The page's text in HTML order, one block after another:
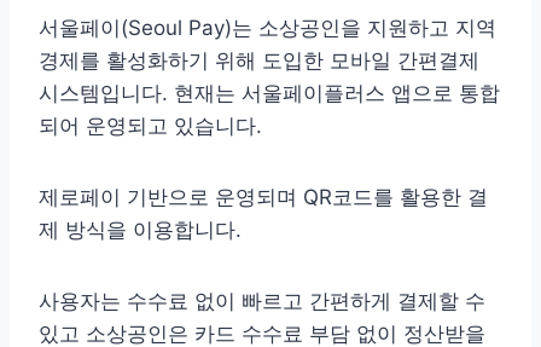
서울페이(Seoul Pay)는 소상공인을 지원하고 지역
경제를 활성화하기 위해 도입한 모바일 간편결제
시스템입니다. 현재는 서울페이플러스 앱으로 통합
되어 운영되고 있습니다.
제로페이 기반으로 운영되며 QR코드를 활용한 결
제 방식을 이용합니다.
사용자는 수수료 없이 빠르고 간편하게 결제할 수
있고 소상공인은 카드 수수료 부담 없이 정산받을